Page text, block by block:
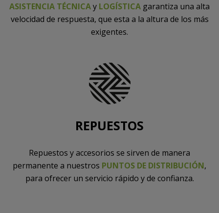
ASISTENCIA TÉCNICAy LOGÍSTICA garantiza una alta
velocidad de respuesta, que esta a la altura de los más
exigentes.
REPUESTOS
Repuestos y accesorios se sirven de manera
permanente a nuestros PUNTOS DE DISTRIBUCIÓN,
para ofrecer un servicio rápido y de confianza.